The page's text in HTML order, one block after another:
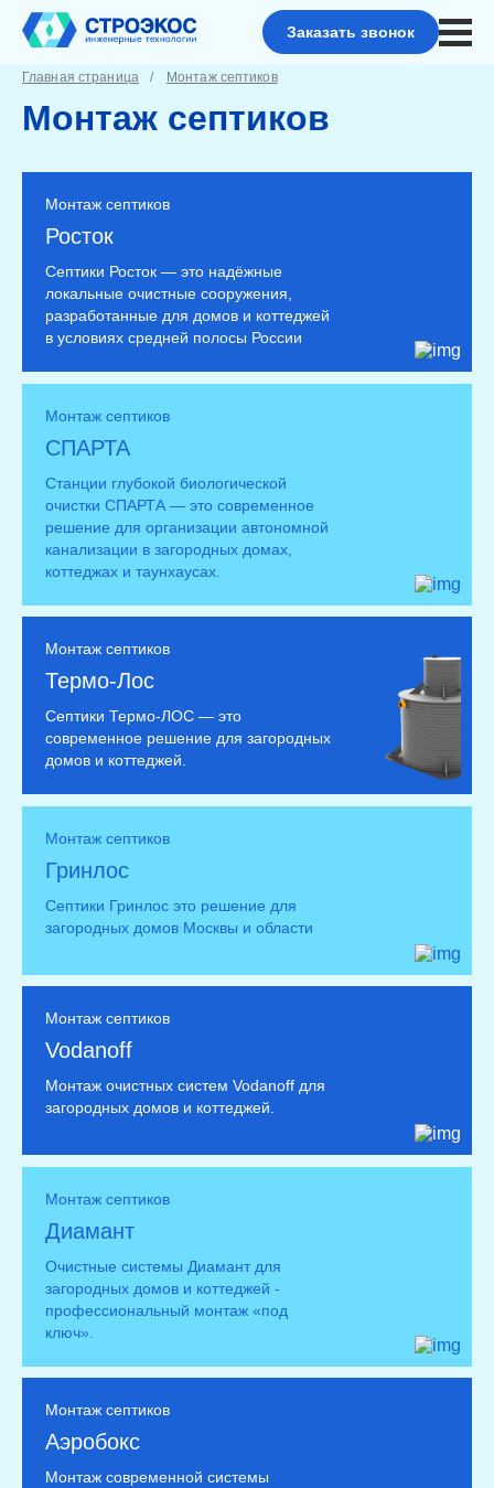
Заказать звонок
Главная страница Монтаж септиков
Монтаж септиков
Монтаж септиков
Росток
Септики Росток — это надёжные
локальные очистные сооружения,
разработанные для домов и коттеджей
в условиях средней полосы России
Монтаж септиков
СПАРТА
Станции глубокой биологической
очистки СПАРТА — это современное
решение для организации автономной
канализации в загородных домах,
коттеджах и таунхаусах.
Монтаж септиков
Термо-Лос
Септики Термо-ЛОС — это
современное решение для загородных
домов и коттеджей.
Монтаж септиков
Гринлос
Септики Гринлос это решение для
загородных домов Москвы и области
Монтаж септиков
Vodanoff
Монтаж очистных систем Vodanoff для
загородных домов и коттеджей.
Монтаж септиков
Диамант
Очистные системы Диамант для
загородных домов и коттеджей -
профессиональный монтаж «под
ключ».
Монтаж септиков
Аэробокс
Монтаж современной системы